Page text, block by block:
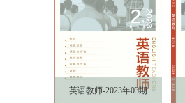
英语教师-2023年03期